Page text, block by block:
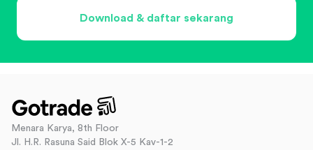
Download & daftar sekarang
Menara Karya, 8th Floor
Jl. H.R. Rasuna Said Blok X-5 Kav-1-2